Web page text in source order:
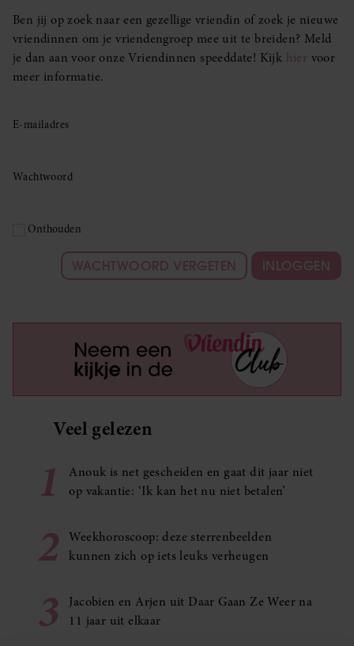
Ben jij op zoek naar een gezellige vriendin of zoek je nieuwe
vriendinnen om je vriendengroep mee uit te breiden? Meld
je dan aan voor onze Vriendinnen speeddate! Kijk hier voor
meer informatie.
E-mailadres
Wachtwoord
Onthouden
WACHTWOORD VERGETEN INLOGGEN
Veel gelezen
1
Anouk is net gescheiden en gaat dit jaar niet
op vakantie: ‘Ik kan het nu niet betalen’
2
Weekhoroscoop: deze sterrenbeelden
kunnen zich op iets leuks verheugen
3
Jacobien en Arjen uit Daar Gaan Ze Weer na
11 jaar uit elkaar